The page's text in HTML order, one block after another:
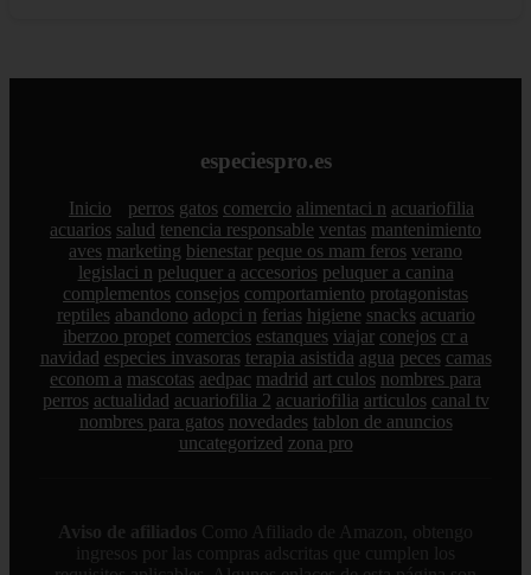
especiespro.es
Inicio perros gatos comercio alimentaci n acuariofilia
acuarios salud tenencia responsable ventas mantenimiento
aves marketing bienestar peque os mam feros verano
legislaci n peluquer a accesorios peluquer a canina
complementos consejos comportamiento protagonistas
reptiles abandono adopci n ferias higiene snacks acuario
iberzoo propet comercios estanques viajar conejos cr a
navidad especies invasoras terapia asistida agua peces camas
econom a mascotas aedpac madrid art culos nombres para
perros actualidad acuariofilia 2 acuariofilia articulos canal tv
nombres para gatos novedades tablon de anuncios
uncategorized zona pro
Aviso de afiliados Como Afiliado de Amazon, obtengo
ingresos por las compras adscritas que cumplen los